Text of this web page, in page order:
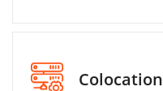
Colocation